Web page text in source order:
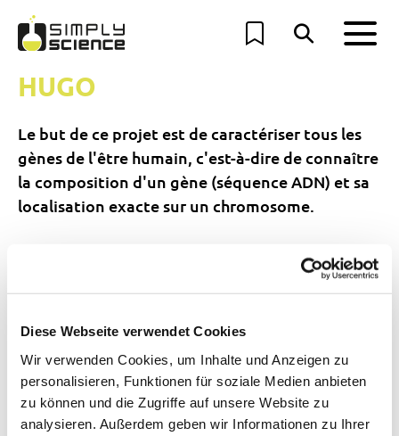
Diese Webseite verwendet Cookies
Wir verwenden Cookies, um Inhalte und Anzeigen zu
personalisieren, Funktionen für soziale Medien anbieten
zu können und die Zugriffe auf unsere Website zu
analysieren. Außerdem geben wir Informationen zu Ihrer
HUGO
Le but de ce projet est de caractériser tous les
gènes de l'être humain, c'est-à-dire de connaître
la composition d'un gène (séquence ADN) et sa
localisation exacte sur un chromosome.
Retour
Les newsletters de SimplyScience.ch